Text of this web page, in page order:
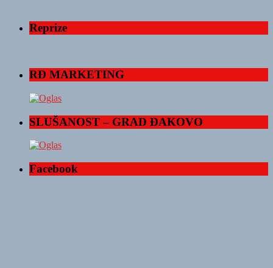
Reprize
RĐ MARKETING
SLUŠANOST – GRAD ĐAKOVO
Facebook